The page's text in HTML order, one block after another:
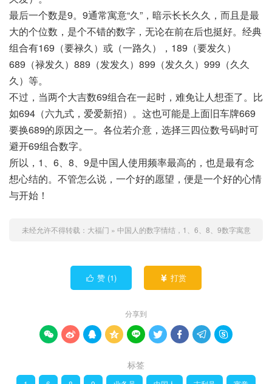
最后一个数是9。9通常寓意“久”，暗示长长久久，而且是最
大的个位数，是个不错的数字，无论在前在后也挺好。经典
组合有169（要禄久）或（一路久），189（要发久）
689（禄发久）889（发发久）899（发久久）999（久久
久）等。
不过，当两个大吉数69组合在一起时，难免让人想歪了。比
如694（六九式，爱爱新招）。这也可能是上面旧车牌669
要换689的原因之一。各位若介意，选择三四位数号码时可
避开69组合数字。
所以，1、6、8、9是中国人使用频率最高的，也是最有念
想心结的。不管怎么说，一个好的愿望，便是一个好的心情
与开始！
未经允许不得转载： 大福门 » 中国人的数字情结，1、6、8、9数字寓意
 赞 (1)  打赏
分享到
        
标签